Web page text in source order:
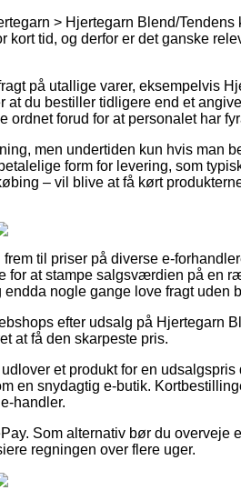
> Hjertegarn Blend/
tid, og derfor er det ganske
på utallige varer, eksempelvis
at du bestiller tidligere end et
ordnet forud for at personalet har
men undertiden kun hvis man
form for levering, som
– vil blive at få kørt
til priser på diverse e-
for at stampe salgsværdien på en
nogle gange love fragt uden
efter udsalg på Hjertegarn
at få den skarpeste pris.
et produkt for en udsalgspris
en snydagtig e-butik.
handler.
Som alternativ bør du overveje
regningen over flere uger.